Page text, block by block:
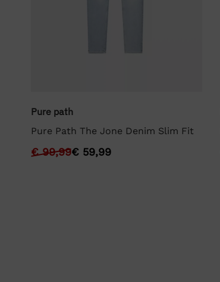
Pure path
Pure Path The Jone Denim Slim Fit
€99,99€ 59,99